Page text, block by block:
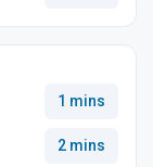
1 mins
2 mins